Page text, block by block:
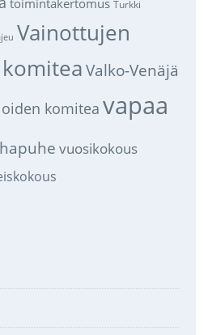
Turkki
Vainottujen
Valko-Venäjä
komitea vapaa
vuosikokous